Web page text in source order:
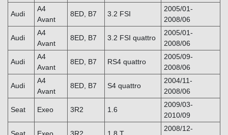
Audi
A4
Avant
8ED, B7 3.2 FSI
2005/01-
2008/06
Audi
A4
Avant
8ED, B7 3.2 FSI quattro
2005/01-
2008/06
Audi
A4
Avant
8ED, B7 RS4 quattro
2005/09-
2008/06
Audi
A4
Avant
8ED, B7 S4 quattro
2004/11-
2008/06
Seat Exeo 3R2 1.6
2009/03-
2010/09
Seat Exeo 3R2 1.8 T
2008/12-